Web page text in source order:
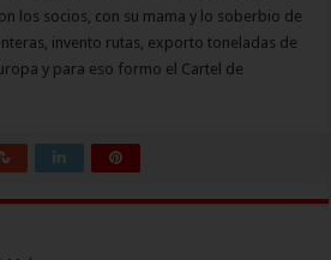
los socios, con su mama y lo soberbio de
invento rutas, exporto toneladas de
y para eso formo el Cartel de